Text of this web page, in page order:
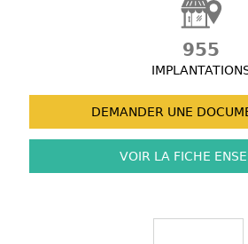
955
DEMANDER UNE
VOIR LA FICHE